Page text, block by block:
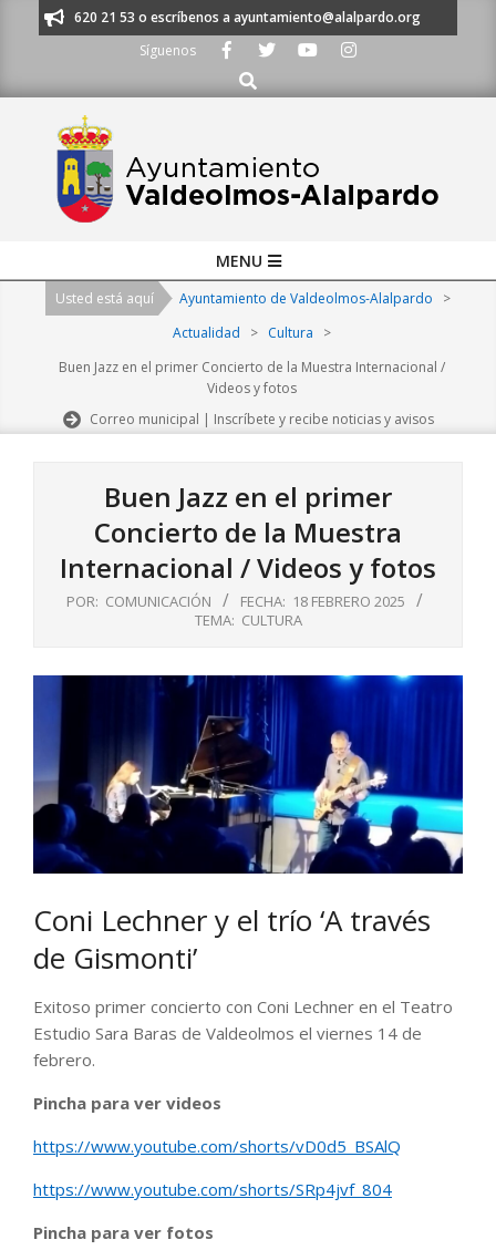
al 91 620 21 53 o escríbenos a ayuntamiento@alalpardo.org
Síguenos
Buscar
Navigation
MENU
Usted está aquí Ayuntamiento de Valdeolmos-Alalpardo
>
Actualidad
> Cultura
>
Buen Jazz en el primer Concierto de la Muestra Internacional /
Videos y fotos
Correo municipal | Inscríbete y recibe noticias y avisos
Buen Jazz en el primer
Concierto de la Muestra
Internacional / Videos y fotos
POR: COMUNICACIÓN FECHA: 18 FEBRERO 2025
TEMA: CULTURA
Coni Lechner y el trío ‘A través
de Gismonti’
Exitoso primer concierto con Coni Lechner en el Teatro
Estudio Sara Baras de Valdeolmos el viernes 14 de
febrero.
Pincha para ver videos
https://www.youtube.com/shorts/vD0d5_BSAlQ
https://www.youtube.com/shorts/SRp4jvf_804
Pincha para ver fotos